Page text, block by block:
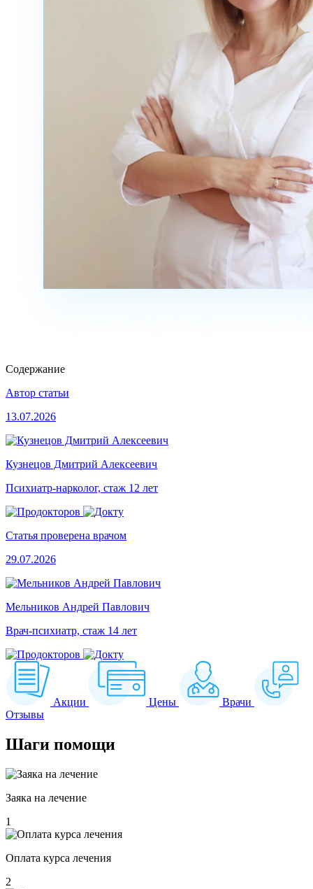
Содержание
Автор статьи
13.07.2026
Кузнецов Дмитрий Алексеевич
Психиатр-нарколог, стаж 12 лет
Статья проверена врачом
29.07.2026
Мельников Андрей Павлович
Врач-психиатр, стаж 14 лет
Акции Цены
Врачи
Отзывы
Шаги помощи
Заяка на лечение
1
Оплата курса лечения
2